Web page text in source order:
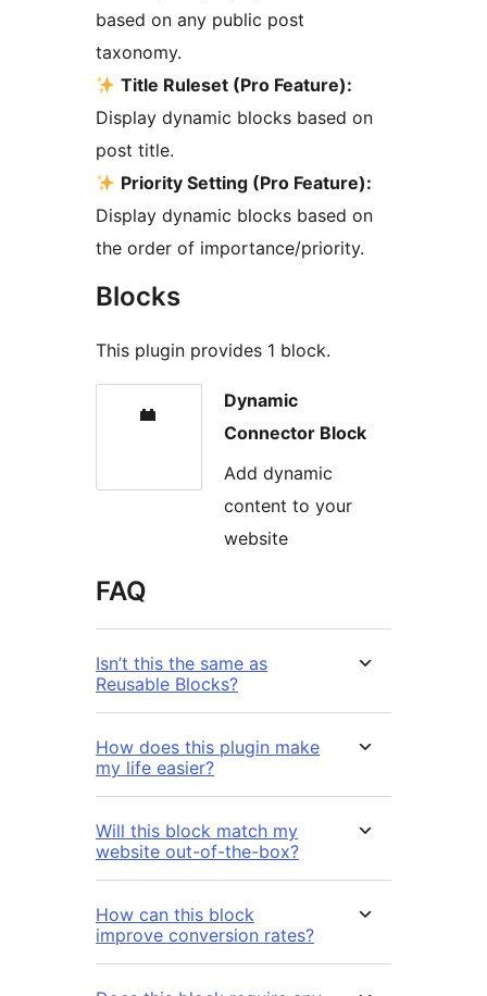
based on any public post
taxonomy.
Title Ruleset (Pro Feature):
Display dynamic blocks based on
post title.
Priority Setting (Pro Feature):
Display dynamic blocks based on
the order of importance/priority.
Blocks
This plugin provides 1 block.
Dynamic
Connector Block
Add dynamic
content to your
website
FAQ
Isn’t this the same as
Reusable Blocks?
How does this plugin make
my life easier?
Will this block match my
website out-of-the-box?
How can this block
improve conversion rates?